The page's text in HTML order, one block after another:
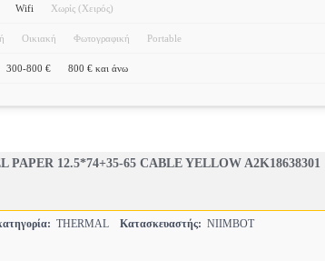
Wifi Χωρίς (Χειρός)
Οικιακή Φωτογραφική Portable
300-800 € 800 € και άνω
12.5*74+35-65 CABLE YELLOW A2K18638301
THERMAL Κατασκευαστής: NIIMBOT